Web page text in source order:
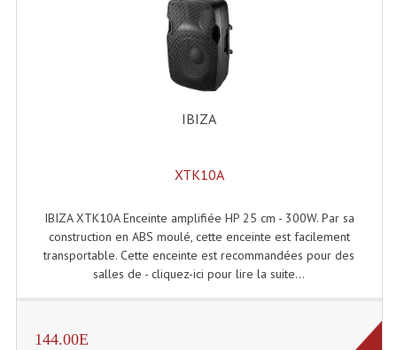
Platines Cassettes
Limiteur De Niveau Sonore
Microphones Scène Et Studio
Microphones Filaires
Micros De Studio
Microphones De Surface
IBIZA
XTK10A
IBIZA XTK10A Enceinte amplifiée HP 25 cm - 300W. Par sa
construction en ABS moulé, cette enceinte est facilement
transportable. Cette enceinte est recommandées pour des
salles de - cliquez-ici pour lire la suite...
144.00E